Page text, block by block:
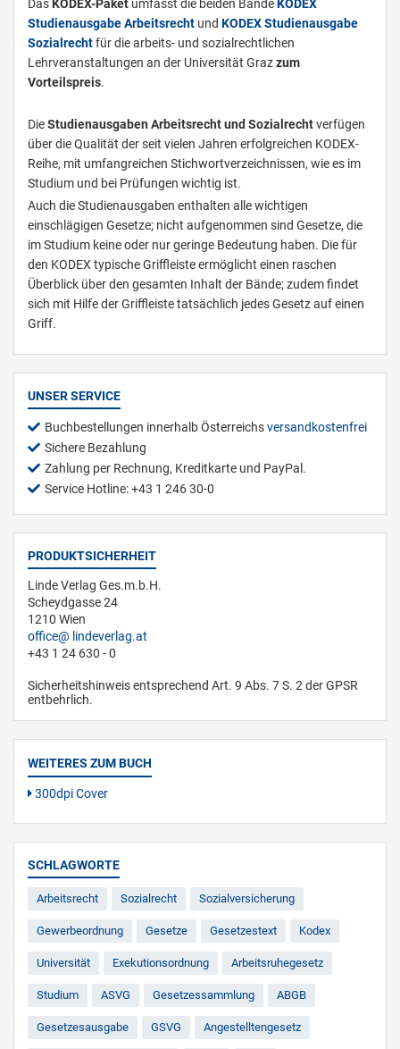
Das KODEX-Paket umfasst die beiden BändeKODEX
Studienausgabe Arbeitsrecht und KODEX Studienausgabe
Sozialrechtfür die arbeits- und sozialrechtlichen
Lehrveranstaltungen an der Universität Grazzum
Vorteilspreis.
DieStudienausgaben Arbeitsrecht und Sozialrechtverfügen
über die Qualität der seit vielen Jahren erfolgreichen KODEX-
Reihe, mit umfangreichen Stichwortverzeichnissen, wie es im
Studium und bei Prüfungen wichtig ist.
Auch die Studienausgaben enthalten alle wichtigen
einschlägigen Gesetze; nicht aufgenommen sind Gesetze, die
im Studium keine oder nur geringe Bedeutung haben. Die für
den KODEX typische Griffleiste ermöglicht einen raschen
Überblick über den gesamten Inhalt der Bände; zudem findet
sich mit Hilfe der Griffleiste tatsächlich jedes Gesetz auf einen
Griff.
UNSER SERVICE
Buchbestellungen innerhalb Österreichsversandkostenfrei
Sichere Bezahlung
Zahlung per Rechnung, Kreditkarte und PayPal.
Service Hotline: +43 1 246 30-0
PRODUKTSICHERHEIT
Linde Verlag Ges.m.b.H.
Scheydgasse 24
1210 Wien
office
lindeverlag.at
+43 1 24 630 - 0
Sicherheitshinweis entsprechend Art. 9 Abs. 7 S. 2 der GPSR
entbehrlich.
WEITERES ZUM BUCH
300dpi Cover
SCHLAGWORTE
Arbeitsrecht Sozialrecht Sozialversicherung
Gewerbeordnung Gesetze Gesetzestext Kodex
Universität Exekutionsordnung Arbeitsruhegesetz
Studium ASVG Gesetzessammlung ABGB
Gesetzesausgabe GSVG Angestelltengesetz